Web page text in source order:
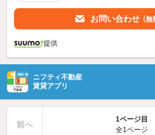
お問い合わせ （無
提供
ニフティ不動産
賃貸アプリ
前へ
1ページ目
全1ページ